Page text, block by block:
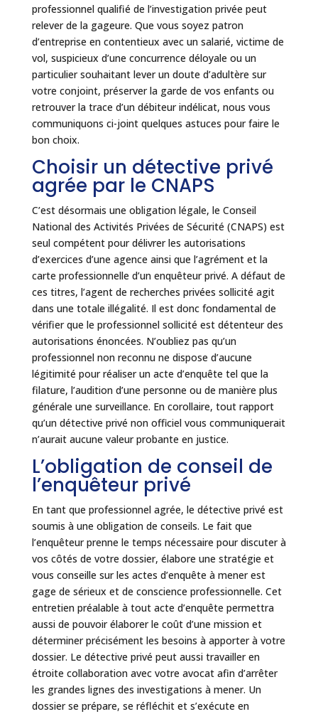
professionnel qualifié de l’investigation privée peut
relever de la gageure. Que vous soyez patron
d’entreprise en contentieux avec un salarié, victime de
vol, suspicieux d’une concurrence déloyale ou un
particulier souhaitant lever un doute d’adultère sur
votre conjoint, préserver la garde de vos enfants ou
retrouver la trace d’un débiteur indélicat, nous vous
communiquons ci-joint quelques astuces pour faire le
bon choix.
Choisir un détective privé
agrée par le CNAPS
C’est désormais une obligation légale, le Conseil
National des Activités Privées de Sécurité (CNAPS) est
seul compétent pour délivrer les autorisations
d’exercices d’une agence ainsi que l’agrément et la
carte professionnelle d’un enquêteur privé. A défaut de
ces titres, l’agent de recherches privées sollicité agit
dans une totale illégalité. Il est donc fondamental de
vérifier que le professionnel sollicité est détenteur des
autorisations énoncées. N’oubliez pas qu’un
professionnel non reconnu ne dispose d’aucune
légitimité pour réaliser un acte d’enquête tel que la
filature, l’audition d’une personne ou de manière plus
générale une surveillance. En corollaire, tout rapport
qu’un détective privé non officiel vous communiquerait
n’aurait aucune valeur probante en justice.
L’obligation de conseil de
l’enquêteur privé
En tant que professionnel agrée, le détective privé est
soumis à une obligation de conseils. Le fait que
l’enquêteur prenne le temps nécessaire pour discuter à
vos côtés de votre dossier, élabore une stratégie et
vous conseille sur les actes d’enquête à mener est
gage de sérieux et de conscience professionnelle. Cet
entretien préalable à tout acte d’enquête permettra
aussi de pouvoir élaborer le coût d’une mission et
déterminer précisément les besoins à apporter à votre
dossier. Le détective privé peut aussi travailler en
étroite collaboration avec votre avocat afin d’arrêter
les grandes lignes des investigations à mener. Un
dossier se prépare, se réfléchit et s’exécute en